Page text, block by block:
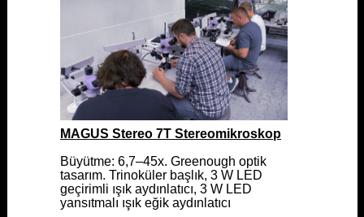
MAGUS Stereo 7T Stereomikroskop
Büyütme: 6,7–45x. Greenough optik
tasarım. Trinoküler başlık, 3 W LED
geçirimli ışık aydınlatıcı, 3 W LED
yansıtmalı ışık eğik aydınlatıcı
MAGUS Stereo 7T Stereomikroskop
Büyütme: 6,7–45x. Greenough optik
tasarım. Trinoküler başlık, 3 W LED
geçirimli ışık aydınlatıcı, 3 W LED
yansıtmalı ışık eğik aydınlatıcı